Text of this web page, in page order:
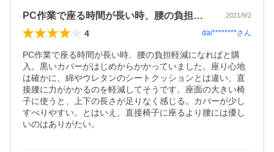
PC作業で座る時間が長い時、腰の負担軽… 2021/9/2
4 dai********さん
PC作業で座る時間が長い時、腰の負担軽減になればと購
入。黒いカバーがはじめからかかっていました。座り心地
は確かに、綿やウレタンのシートクッションとは違い、直
接腰に力がかかるのを軽減してそうです。座面の大きい椅
子に使うと、上下の長さが足りなく感じる。カバーが少し
すべりやすい。とはいえ、直接椅子に座るより腰には優し
いのはありがたい。